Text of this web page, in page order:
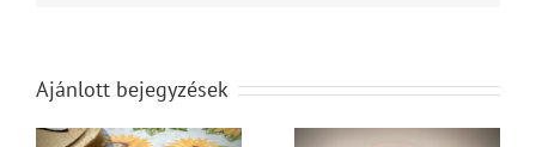
Ajánlott bejegyzések